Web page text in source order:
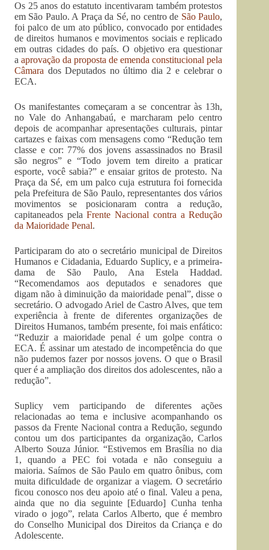
Os 25 anos do estatuto incentivaram também protestos
em São Paulo. A Praça da Sé, no centro de São Paulo,
foi palco de um ato público, convocado por entidades
de direitos humanos e movimentos sociais e replicado
em outras cidades do país. O objetivo era questionar
aaprovação da proposta de emenda constitucional pela
Câmara dos Deputados no último dia 2 e celebrar o
ECA.
Os manifestantes começaram a se concentrar às 13h,
no Vale do Anhangabaú, e marcharam pelo centro
depois de acompanhar apresentações culturais, pintar
cartazes e faixas com mensagens como “Redução tem
classe e cor: 77% dos jovens assassinados no Brasil
são negros” e “Todo jovem tem direito a praticar
esporte, você sabia?” e ensaiar gritos de protesto. Na
Praça da Sé, em um palco cuja estrutura foi fornecida
pela Prefeitura de São Paulo, representantes dos vários
movimentos se posicionaram contra a redução,
capitaneados pelaFrente Nacional contra a Redução
da Maioridade Penal.
Participaram do ato o secretário municipal de Direitos
Humanos e Cidadania, Eduardo Suplicy, e a primeira-
dama de São Paulo, Ana Estela Haddad.
“Recomendamos aos deputados e senadores que
digam não à diminuição da maioridade penal”, disse o
secretário. O advogado Ariel de Castro Alves, que tem
experiência à frente de diferentes organizações de
Direitos Humanos, também presente, foi mais enfático:
“Reduzir a maioridade penal é um golpe contra o
ECA. É assinar um atestado de incompetência do que
não pudemos fazer por nossos jovens. O que o Brasil
quer é a ampliação dos direitos dos adolescentes, não a
redução”.
Suplicy vem participando de diferentes ações
relacionadas ao tema e inclusive acompanhando os
passos da Frente Nacional contra a Redução, segundo
contou um dos participantes da organização, Carlos
Alberto Souza Júnior. “Estivemos em Brasília no dia
1, quando a PEC foi votada e não conseguiu a
maioria. Saímos de São Paulo em quatro ônibus, com
muita dificuldade de organizar a viagem. O secretário
ficou conosco nos deu apoio até o final. Valeu a pena,
ainda que no dia seguinte [Eduardo] Cunha tenha
virado o jogo”, relata Carlos Alberto, que é membro
do Conselho Municipal dos Direitos da Criança e do
Adolescente.